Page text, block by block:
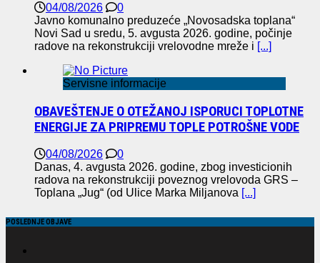
04/08/2026
0
Javno komunalno preduzeće „Novosadska toplana“
Novi Sad u sredu, 5. avgusta 2026. godine, počinje
radove na rekonstrukciji vrelovodne mreže i [...]
Servisne informacije
OBAVEŠTENJE O OTEŽANOJ ISPORUCI TOPLOTNE
ENERGIJE ZA PRIPREMU TOPLE POTROŠNE VODE
04/08/2026
0
Danas, 4. avgusta 2026. godine, zbog investicionih
radova na rekonstrukciji poveznog vrelovoda GRS –
Toplana „Jug“ (od Ulice Marka Miljanova [...]
POSLEDNJE OBJAVE